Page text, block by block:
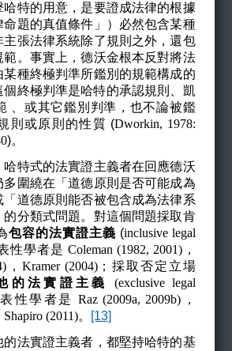
的用意，是要證成法律的根據
命題的真值條件」）必然包含某種
主張法律系統除了規則之外，還包
範。事實上，德沃金根本反對將法
某種終極判準所鑑別的規範構成的
終極判準是哈特的承認規則、凱
、或其它鑑別判準，也不論被鑑
則或原則的性質 (Dworkin, 1978:
)。
式的法實證主義者在回應德沃
多圍繞在「道德原則是否可能成為
「道德原則能否被包含成為法律系
的分類式問題。對這個問題採取肯
包容的法實證主義 (inclusive legal
性學者是 Coleman (1982, 2001)，
，Kramer (2004) ；採取否定立場
的法實證主義
(exclusive legal
表性學者是 Raz (2009a, 2009b) ，
Shapiro (2011)。 [13]
實證主義者，都堅持哈特的基